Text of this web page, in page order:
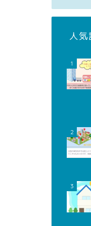
人
1
2
3